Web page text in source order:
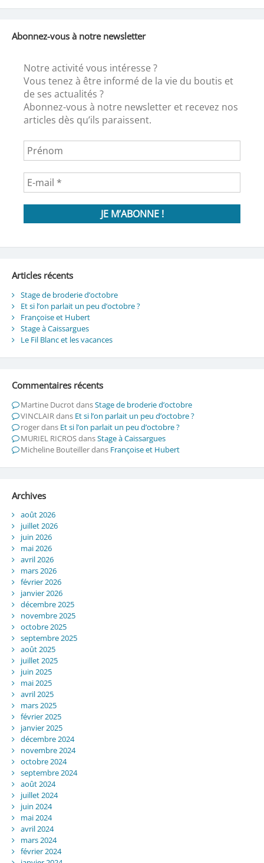
Abonnez-vous à notre newsletter
Notre activité vous intéresse ?
Vous tenez à être informé de la vie du boutis et
de ses actualités ?
Abonnez-vous à notre newsletter et recevez nos
articles dès qu’ils paraissent.
Articles récents
Stage de broderie d’octobre
Et si l’on parlait un peu d’octobre ?
Françoise et Hubert
Stage à Caissargues
Le Fil Blanc et les vacances
Commentaires récents
Martine DucrotdansStage de broderie d’octobre
VINCLAIRdans Et si l’on parlait un peu d’octobre ?
rogerdans Et si l’on parlait un peu d’octobre ?
MURIEL RICROSdansStage à Caissargues
Micheline Bouteillerdans Françoise et Hubert
Archives
août 2026
juillet 2026
juin 2026
mai 2026
avril 2026
mars 2026
février 2026
janvier 2026
décembre 2025
novembre 2025
octobre 2025
septembre 2025
août 2025
juillet 2025
juin 2025
mai 2025
avril 2025
mars 2025
février 2025
janvier 2025
décembre 2024
novembre 2024
octobre 2024
septembre 2024
août 2024
juillet 2024
juin 2024
mai 2024
avril 2024
mars 2024
février 2024